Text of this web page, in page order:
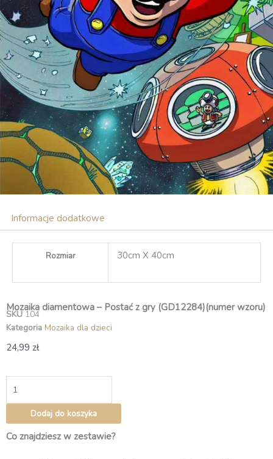
Informacje dodatkowe
Rozmiar 30cm X 40cm
Mozaika diamentowa – Postać z gry (GD12284)(numer wzoru)
SKU 104
Kategoria Mozaika dla dzieci
24,99 zł
Mozaika
diamentowa
–
Postać
Dodaj do koszyka
Co znajdziesz w zestawie?